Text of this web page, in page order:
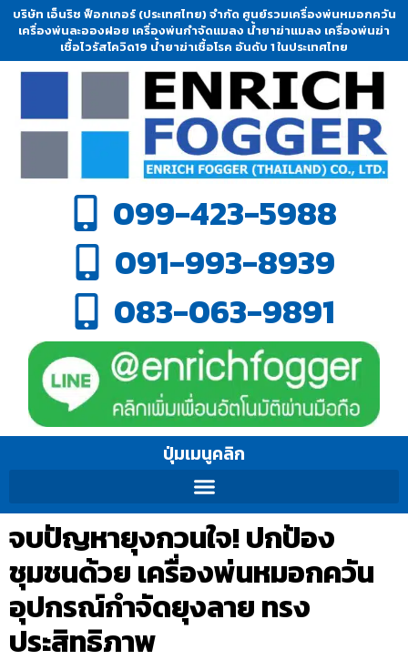
บริษัท เอ็นริช ฟ็อกเกอร์ (ประเทศไทย) จำกัด ศูนย์รวมเครื่องพ่นหมอกควัน
เครื่องพ่นละอองฝอย เครื่องพ่นกำจัดแมลง น้ำยาฆ่าแมลง เครื่องพ่นฆ่า
เชื้อไวรัสโควิด19 น้ำยาฆ่าเชื้อโรค อันดับ 1 ในประเทศไทย
099-423-5988
091-993-8939
083-063-9891
ปุ่มเมนูคลิก
จบปัญหายุงกวนใจ! ปกป้อง
ชุมชนด้วย เครื่องพ่นหมอกควัน
อุปกรณ์กำจัดยุงลาย ทรง
ประสิทธิภาพ